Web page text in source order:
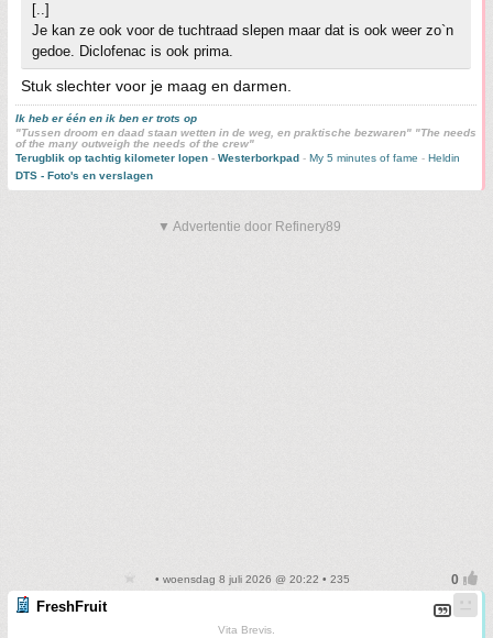
[..]
Je kan ze ook voor de tuchtraad slepen maar dat is ook weer zo`n
gedoe. Diclofenac is ook prima.
Stuk slechter voor je maag en darmen.
Ik heb er één en ik ben er trots op
"Tussen droom en daad staan wetten in de weg, en praktische bezwaren" "The needs
of the many outweigh the needs of the crew"
Terugblik op tachtig kilometer lopen - Westerborkpad - My 5 minutes of fame - Heldin
DTS - Foto's en verslagen
▼ Advertentie door Refinery89
• woensdag 8 juli 2026 @ 20:22 • 235
FreshFruit
Vita Brevis.